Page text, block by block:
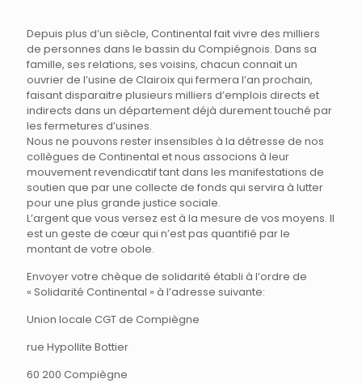
Depuis plus d’un siècle, Continental fait vivre des milliers
de personnes dans le bassin du Compiégnois. Dans sa
famille, ses relations, ses voisins, chacun connait un
ouvrier de l’usine de Clairoix qui fermera l’an prochain,
faisant disparaitre plusieurs milliers d’emplois directs et
indirects dans un département déjà durement touché par
les fermetures d’usines.
Nous ne pouvons rester insensibles à la détresse de nos
collègues de Continental et nous associons à leur
mouvement revendicatif tant dans les manifestations de
soutien que par une collecte de fonds qui servira à lutter
pour une plus grande justice sociale.
L’argent que vous versez est à la mesure de vos moyens. Il
est un geste de cœur qui n’est pas quantifié par le
montant de votre obole.
Envoyer votre chèque de solidarité établi à l’ordre de
« Solidarité Continental » à l’adresse suivante:
Union locale CGT de Compiègne
rue Hypollite Bottier
60 200 Compiègne